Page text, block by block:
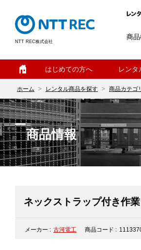
NTT REC株式会社
商
はじめての方へ レンタ
ホーム レンタル商品を探す 商品カテゴ
商品情報
ネックストラップ付き作業
メーカー : 古河電工 商品コード :